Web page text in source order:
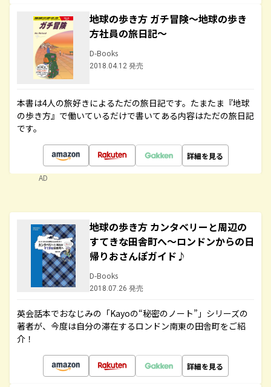
地球の歩き方 ガチ冒険～地球の歩き
方社員の旅日記～
D-Books
2018.04.12 発売
本書は4人の旅好きによるただの旅日記です。たまたま『地球
の歩き方』で働いているだけで書いてある内容はただの旅日記
です。
詳細を見る
AD
地球の歩き方 カンタベリーと周辺の
すてきな田舎町へ～ロンドンからの日
帰りおさんぽガイド♪
D-Books
2018.07.26 発売
英会話本でおなじみの「Kayoの“秘密のノート”」シリーズの
著者が、今度は自分の滞在するロンドン南東の田舎町をご紹
介！
詳細を見る